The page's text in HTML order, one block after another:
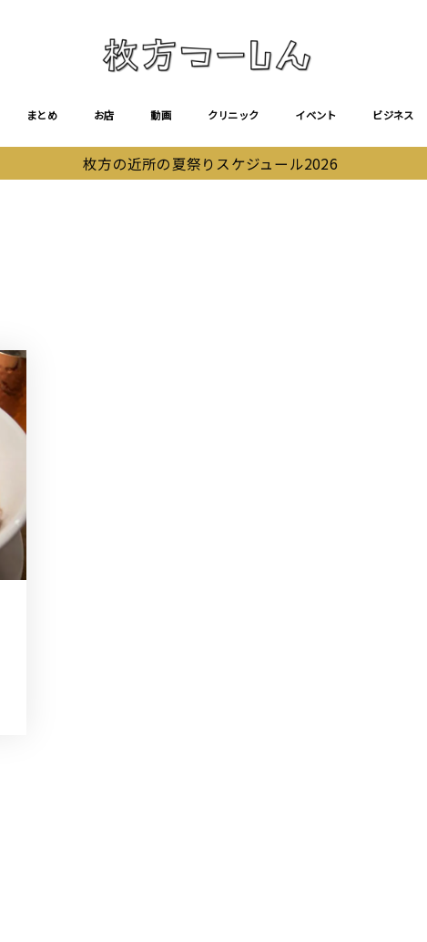
まとめ お店 動画 クリニック イベント ビジネス
枚方の近所の夏祭りスケジュール2026